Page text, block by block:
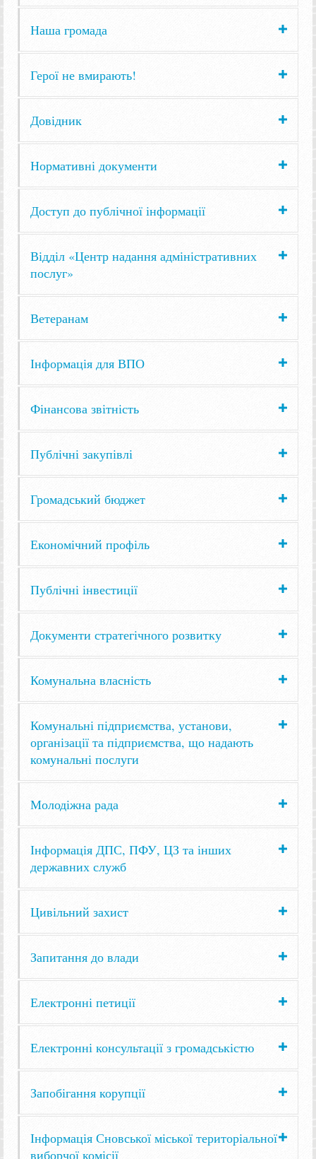
Наша громада
Герої не вмирають!
Довідник
Нормативні документи
Доступ до публічної інформації
Відділ «Центр надання адміністративних
послуг»
Ветеранам
Інформація для ВПО
Фінансова звітність
Публічні закупівлі
Громадський бюджет
Економічний профіль
Публічні інвестиції
Документи стратегічного розвитку
Комунальна власність
Комунальні підприємства, установи,
організації та підприємства, що надають
комунальні послуги
Молодіжна рада
Інформація ДПС, ПФУ, ЦЗ та інших
державних служб
Цивільний захист
Запитання до влади
Електронні петиції
Електронні консультації з громадськістю
Запобігання корупції
Інформація Сновської міської територіальної
виборчої комісії